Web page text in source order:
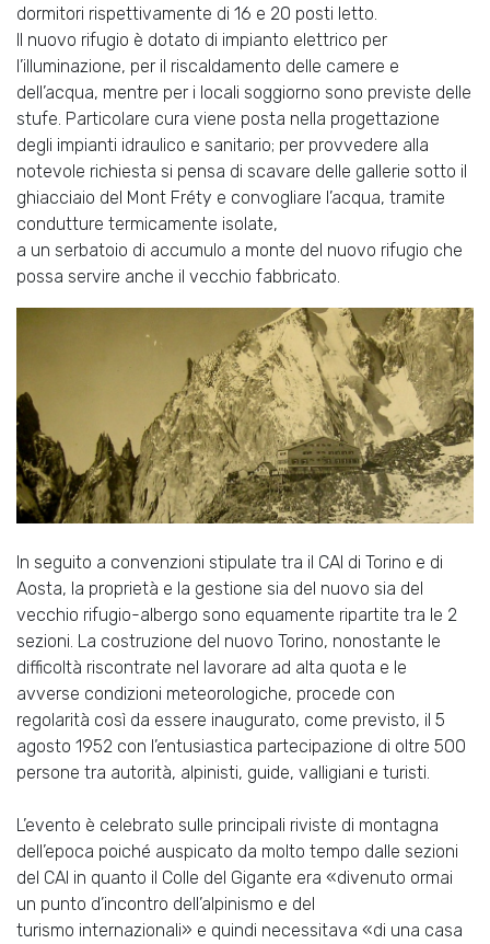
dormitori rispettivamente di 16 e 20 posti letto.
Il nuovo rifugio è dotato di impianto elettrico per
l’illuminazione, per il riscaldamento delle camere e
dell’acqua, mentre per i locali soggiorno sono previste delle
stufe. Particolare cura viene posta nella progettazione
degli impianti idraulico e sanitario; per provvedere alla
notevole richiesta si pensa di scavare delle gallerie sotto il
ghiacciaio del Mont Fréty e convogliare l’acqua, tramite
condutture termicamente isolate,
a un serbatoio di accumulo a monte del nuovo rifugio che
possa servire anche il vecchio fabbricato.
In seguito a convenzioni stipulate tra il CAI di Torino e di
Aosta, la proprietà e la gestione sia del nuovo sia del
vecchio rifugio-albergo sono equamente ripartite tra le 2
sezioni. La costruzione del nuovo Torino, nonostante le
difficoltà riscontrate nel lavorare ad alta quota e le
avverse condizioni meteorologiche, procede con
regolarità così da essere inaugurato, come previsto, il 5
agosto 1952 con l’entusiastica partecipazione di oltre 500
persone tra autorità, alpinisti, guide, valligiani e turisti.
L’evento è celebrato sulle principali riviste di montagna
dell’epoca poiché auspicato da molto tempo dalle sezioni
del CAI in quanto il Colle del Gigante era «divenuto ormai
un punto d’incontro dell’alpinismo e del
turismo internazionali» e quindi necessitava «di una casa